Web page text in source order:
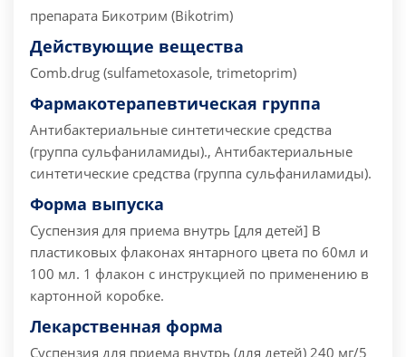
препарата Бикотрим (Bikotrim)
Действующие вещества
Comb.drug (sulfametoxasole, trimetoprim)
Фармакотерапевтическая группа
Антибактериальные синтетические средства
(группа сульфаниламиды)., Антибактериальные
синтетические средства (группа сульфаниламиды).
Форма выпуска
Суспензия для приема внутрь [для детей] В
пластиковых флаконах янтарного цвета по 60мл и
100 мл. 1 флакон с инструкцией по применению в
картонной коробке.
Лекарственная форма
Cуспензия для приема внутрь (для детей) 240 мг/5